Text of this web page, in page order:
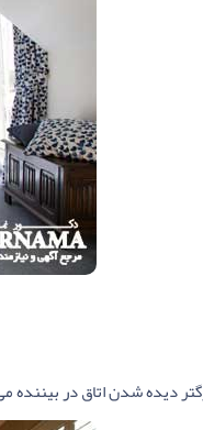
دیده شدن اتاق در بیننده